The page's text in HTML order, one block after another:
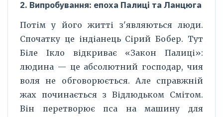
2. Випробування: епоха Палиці та Ланцюга
Потім у його житті з'являються люди.
Спочатку це індіанець Сірий Бобер. Тут
Біле Ікло відкриває «Закон Палиці»:
людина — це абсолютний господар, чия
воля не обговорюється. Але справжній
жах починається з Відлюдьком Смітом.
Він перетворює пса на машину для